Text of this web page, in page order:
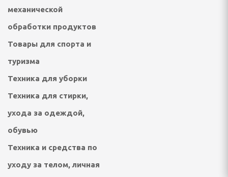
усилители
пылесосы
механической
обработки продуктов
Товары для спорта и
туризма
Техника для уборки
Техника для стирки,
ухода за одеждой,
обувью
Техника и средства по
уходу за телом, личная